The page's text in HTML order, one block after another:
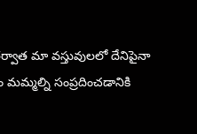
మా వస్తువులలో దేనిపైనా
సంప్రదించడానికి